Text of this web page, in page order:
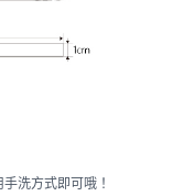
洗方式即可哦！